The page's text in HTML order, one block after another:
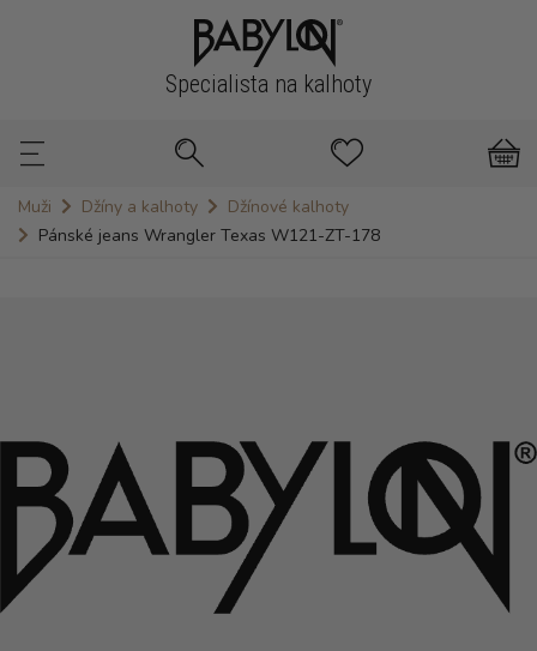
Specialista na kalhoty
Muži Džíny a kalhoty
Džínové kalhoty
Pánské jeans Wrangler Texas W121-ZT-178